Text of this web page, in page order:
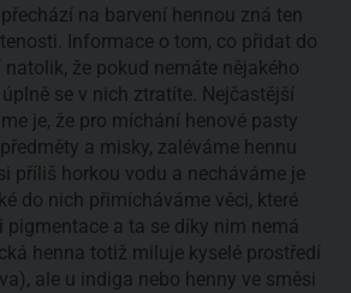
na barvení hennou zná ten
Informace o tom, co přidat do
že pokud nemáte nějakého
se v nich ztratíte. Nejčastější
je, že pro míchání henové pasty
a misky, zaléváme hennu
příliš horkou vodu a necháváme je
do nich přimícháváme věci, které
a ta se díky nim nemá
henna totiž miluje kyselé prostředí
ale u indiga nebo henny ve směsi